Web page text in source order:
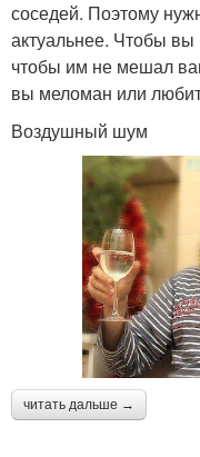
соседей. Поэтому
актуальнее. Чтобы
чтобы им не мешал
вы меломан или
Воздушный шум
читать дальше →